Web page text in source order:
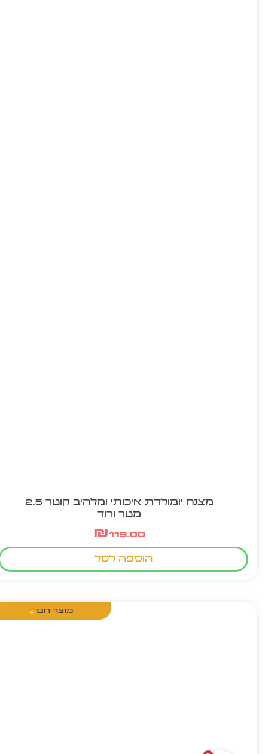
מצנח יומולדת איכותי ומלהיב קוטר 2.5
מטר ורוד
₪119.00
הוספה לסל
מוצר חם